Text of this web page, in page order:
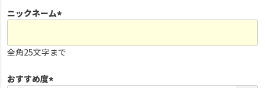
ニックネーム
須
全角25文字まで
おすすめ度